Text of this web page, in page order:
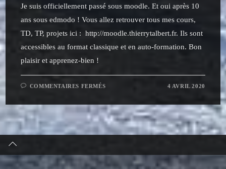
Je suis officiellement passé sous moodle. Et oui après 10
ans sous edmodo ! Vous allez retrouver tous mes cours,
TD, TP, projets ici : http://moodle.thierrytalbert.fr. Ils sont
accessibles au format classique et en auto-formation. Bon
plaisir et apprenez-bien !
COMMENTAIRES FERMÉSSUR
EN
LIGNE
4 AVRIL 2020